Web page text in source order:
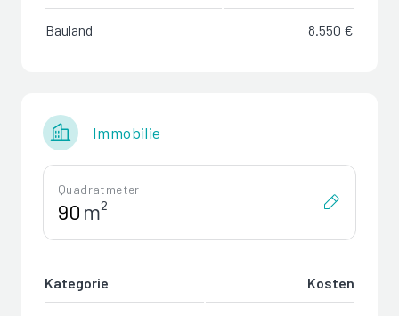
Bauland 8.550 €
Immobilie
Quadratmeter
m²
Kategorie Kosten